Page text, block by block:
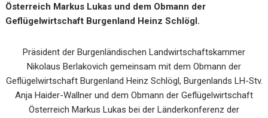
Österreich Markus Lukas und dem Obmann der
Geflügelwirtschaft Burgenland Heinz Schlögl.
Präsident der Burgenländischen Landwirtschaftskammer
Nikolaus Berlakovich gemeinsam mit dem Obmann der
Geflügelwirtschaft Burgenland Heinz Schlögl, Burgenlands LH-Stv.
Anja Haider-Wallner und dem Obmann der Geflügelwirtschaft
Österreich Markus Lukas bei der Länderkonferenz der